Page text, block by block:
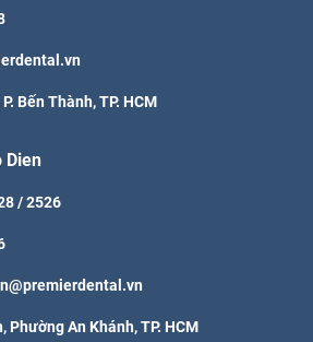
Bến Thành, TP. HCM
Dien
/ 2526
Phường An Khánh, TP. HCM